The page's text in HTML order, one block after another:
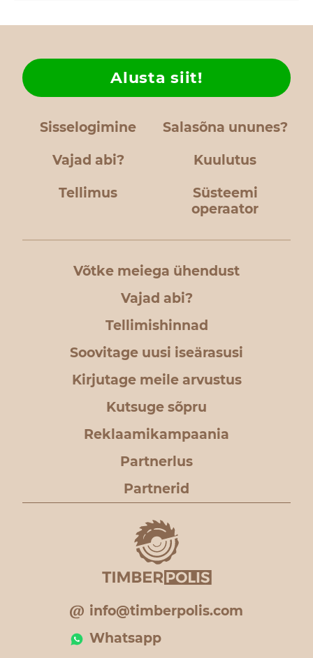
Sisselogimine Salasõna ununes?
Vajad abi?
Alusta siit!
Kuulutus
Tellimus
Süsteemi
operaator
Võtke meiega ühendust
Vajad abi?
Tellimishinnad
Soovitage uusi iseärasusi
Kirjutage meile arvustus
Kutsuge sõpru
Reklaamikampaania
Partnerlus
Partnerid
info@timberpolis.com
Whatsapp